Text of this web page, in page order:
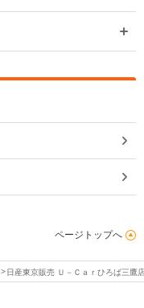
ページトップへ
日産東京販売 Ｕ－Ｃａｒひろば三鷹